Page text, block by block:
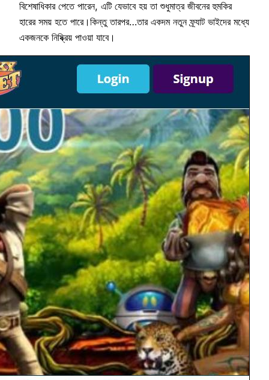
বিশেষাধিকার পেতে পারেন, এটি যেভাবে হয় তা শুধুমাত্র জীবনের হুমকির
হারের সময় হতে পারে।কিন্তু তারপর…তার একদম নতুন ফ্র্যাট ভাইদের মধ্যে
একজনকে নিষ্ক্রিয় পাওয়া যাবে।